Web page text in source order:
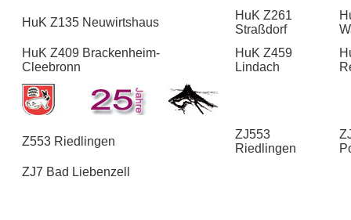
HuK Z135 Neuwirtshaus
HuK Z261
Straßdorf
HuK Z409 Brackenheim-
Cleebronn
HuK Z459
Lindach
Z553 Riedlingen
ZJ553
Riedlingen
ZJ7 Bad Liebenzell